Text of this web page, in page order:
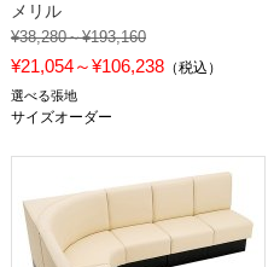
メリル
¥38,280～¥193,160
¥21,054～¥106,238（税込）
選べる張地
サイズオーダー